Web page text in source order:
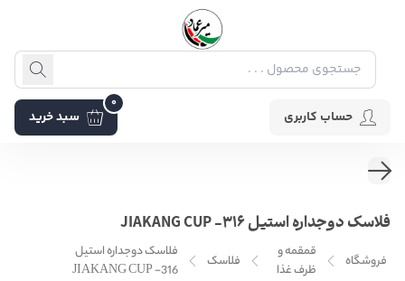
حساب کاربری سبد خرید
0
فلاسک دوجداره استیل JIAKANG CUP -316
فروشگاه
قمقمه و
ظرف غذا
فلاسک
فلاسک دوجداره استیل
JIAKANG CUP -316